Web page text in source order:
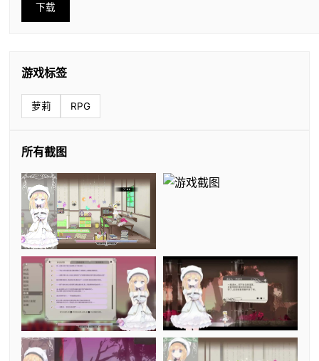
下载
游戏标签
萝莉 RPG
所有截图